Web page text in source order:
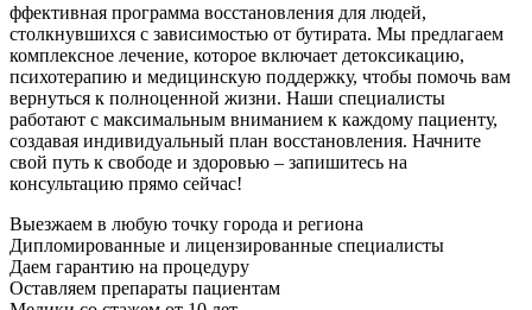
ффективная программа восстановления для людей,
столкнувшихся с зависимостью от бутирата. Мы предлагаем
комплексное лечение, которое включает детоксикацию,
психотерапию и медицинскую поддержку, чтобы помочь вам
вернуться к полноценной жизни. Наши специалисты
работают с максимальным вниманием к каждому пациенту,
создавая индивидуальный план восстановления. Начните
свой путь к свободе и здоровью – запишитесь на
консультацию прямо сейчас!
Выезжаем в любую точку города и региона
Дипломированные и лицензированные специалисты
Даем гарантию на процедуру
Оставляем препараты пациентам